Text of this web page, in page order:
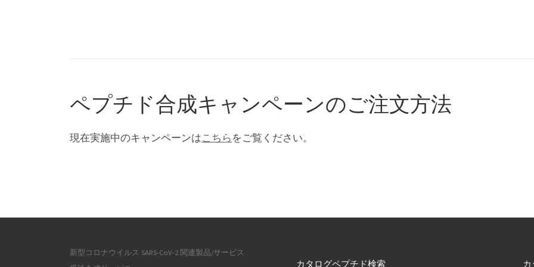
ペプチド合成キャンペーンのご注文方法
現在実施中のキャンペーンはこちらをご覧ください。
新型コロナウイルス SARS-CoV-2 関連製品/サービス
カタログペプチド検索